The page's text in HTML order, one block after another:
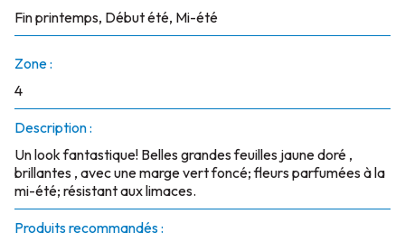
Fin printemps, Début été, Mi-été
Zone :
4
Description :
Un look fantastique! Belles grandes feuilles jaune doré ,
brillantes , avec une marge vert foncé; fleurs parfumées à la
mi-été; résistant aux limaces.
Produits recommandés :